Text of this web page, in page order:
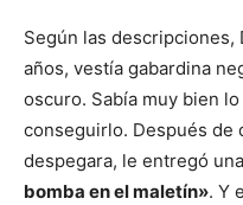
Según las descripciones,
años, vestía gabardina
oscuro. Sabía muy bien
conseguirlo. Después de
despegara, le entregó
bomba en el maletín». Y